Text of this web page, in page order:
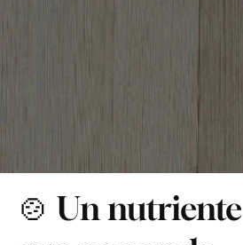
🍲 Un nutriente